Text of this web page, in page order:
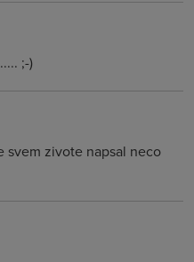
;-)
svem zivote napsal neco